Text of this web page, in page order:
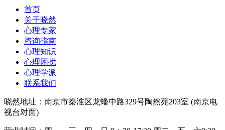
首页
关于晓然
心理专家
咨询指南
心理知识
心理困扰
心理学派
联系我们
晓然地址：南京市秦淮区龙蟠中路329号陶然苑203室 (南京电
视台对面)